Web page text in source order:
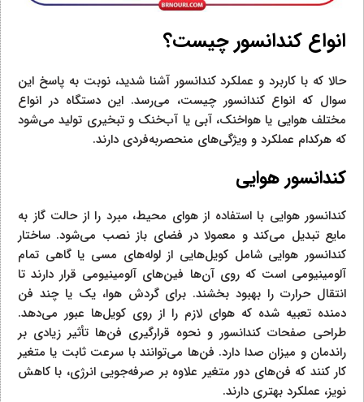
انواع کندانسور چیست؟
حالا که با کاربرد و عملکرد کندانسور آشنا شدید، نوبت به پاسخ این
سوال که انواع کندانسور چیست، می‌رسد. این دستگاه در انواع
مختلف هوایی یا هواخنک، آبی یا آب‌خنک و تبخیری تولید می‌شود
که هرکدام عملکرد و ویژگی‌های منحصربه‌فردی دارند.
کندانسور هوایی
کندانسور هوایی با استفاده از هوای محیط، مبرد را از حالت گاز به
مایع تبدیل می‌کند و معمولا در فضای باز نصب می‌شود. ساختار
کندانسور هوایی شامل کویل‌هایی از لوله‌های مسی یا گاهی تمام
آلومینیومی است که روی آن‌ها فین‌های آلومینیومی قرار دارند تا
انتقال حرارت را بهبود بخشند. برای گردش هوا، یک یا چند فن
دمنده تعبیه شده که هوای لازم را از روی کویل‌ها عبور می‌دهد.
طراحی صفحات کندانسور و نحوه قرارگیری فن‌ها تأثیر زیادی بر
راندمان و میزان صدا دارد. فن‌ها می‌توانند با سرعت ثابت یا متغیر
کار کنند که فن‌های دور متغیر علاوه بر صرفه‌جویی انرژی، با کاهش
نویز، عملکرد بهتری دارند.